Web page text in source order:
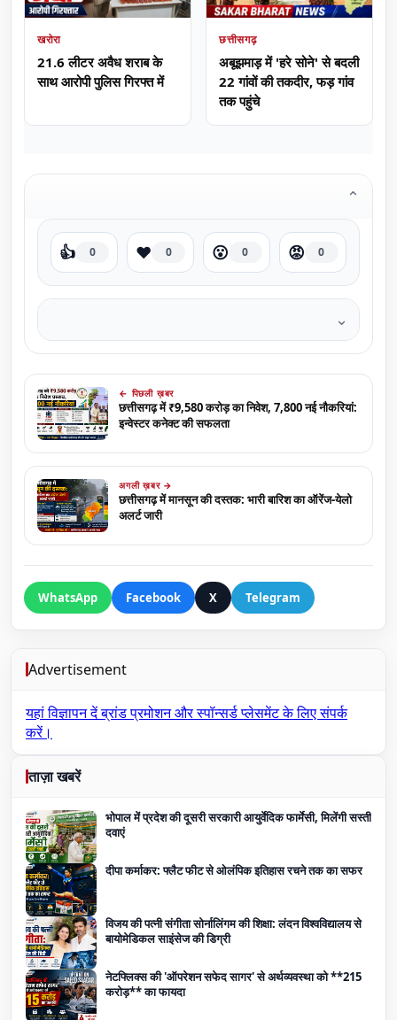
खरोरा
21.6 लीटर अवैध शराब के
साथ आरोपी पुलिस गिरफ्त में
छत्तीसगढ़
अबूझमाड़ में 'हरे सोने' से बदली
22 गांवों की तकदीर, फड़ गांव
तक पहुंचे
⌄
👍 0 ❤️ 0 😮 0 😡 0
⌄
← पिछली ख़बर
छत्तीसगढ़ में ₹9,580 करोड़ का निवेश, 7,800 नई नौकरियां:
इन्वेस्टर कनेक्ट की सफलता
अगली ख़बर →
छत्तीसगढ़ में मानसून की दस्तक: भारी बारिश का ऑरेंज-येलो
अलर्ट जारी
WhatsApp Facebook X Telegram
Advertisement
यहां विज्ञापन देंब्रांड प्रमोशन और स्पॉन्सर्ड प्लेसमेंट के लिए संपर्क
करें।
ताज़ा खबरें
भोपाल में प्रदेश की दूसरी सरकारी आयुर्वेदिक फार्मेसी, मिलेंगी सस्ती
दवाएं
दीपा कर्माकर: फ्लैट फीट से ओलंपिक इतिहास रचने तक का सफर
विजय की पत्नी संगीता सोर्नालिंगम की शिक्षा: लंदन विश्वविद्यालय से
बायोमेडिकल साइंसेज की डिग्री
नेटफ्लिक्स की 'ऑपरेशन सफेद सागर' से अर्थव्यवस्था को **215
करोड़** का फायदा